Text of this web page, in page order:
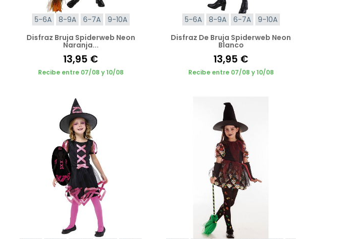
5-6A 8-9A 6-7A
9-10A
Disfraz Bruja Spiderweb Neon
Naranja...
13,95 €
Recibe entre 07/08 y 10/08
5-6A 8-9A 6-7A
9-10A
Disfraz De Bruja Spiderweb Neon
Blanco
13,95 €
Recibe entre 07/08 y 10/08